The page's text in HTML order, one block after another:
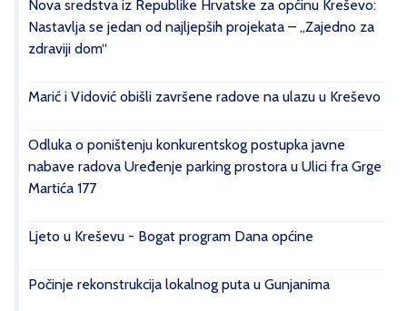
Nova sredstva iz Republike Hrvatske za općinu Kreševo:
Nastavlja se jedan od najljepših projekata – „Zajedno za
zdraviji dom“
Marić i Vidović obišli završene radove na ulazu u Kreševo
Odluka o poništenju konkurentskog postupka javne
nabave radova Uređenje parking prostora u Ulici fra Grge
Martića 177
Ljeto u Kreševu - Bogat program Dana općine
Počinje rekonstrukcija lokalnog puta u Gunjanima